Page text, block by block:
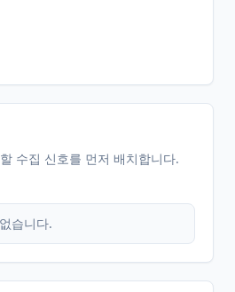
수집 신호를 먼저 배치합니다.
습니다.